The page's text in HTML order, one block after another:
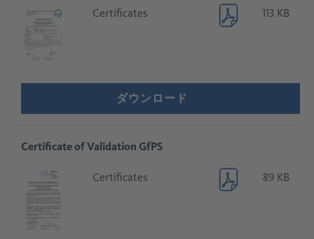
Certificates 113 KB
ダウンロード
Certificate of Validation GfPS
Certificates 89 KB